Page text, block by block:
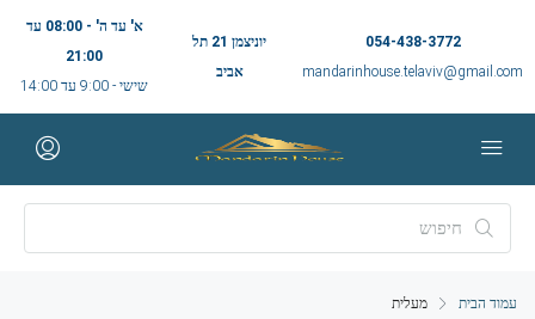
054-438-3772
mandarinhouse.telaviv@gmail.com
יוניצמן 21 תל
אביב
א' עד ה' - 08:00 עד
21:00
שישי - 9:00 עד 14:00
עמוד הבית מעלית